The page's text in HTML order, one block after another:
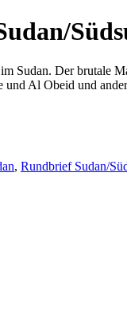
Sudan. Der brutale
Al Obeid und
, Rundbrief Sudan/